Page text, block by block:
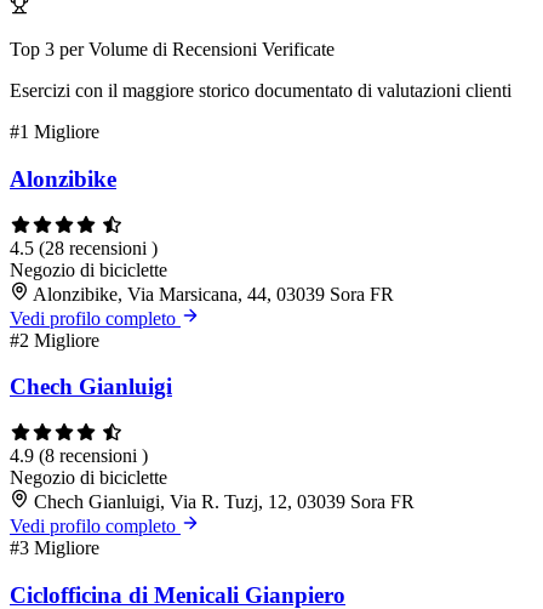
Top 3 per Volume di Recensioni Verificate
Esercizi con il maggiore storico documentato di valutazioni clienti
#1 Migliore
Alonzibike
4.5 (28 recensioni )
Negozio di biciclette
Alonzibike, Via Marsicana, 44, 03039 Sora FR
Vedi profilo completo
#2 Migliore
Chech Gianluigi
4.9 (8 recensioni )
Negozio di biciclette
Chech Gianluigi, Via R. Tuzj, 12, 03039 Sora FR
Vedi profilo completo
#3 Migliore
Ciclofficina di Menicali Gianpiero